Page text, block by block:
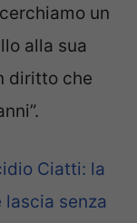
un
alla sua
diritto che
Ciatti: la
lascia senza